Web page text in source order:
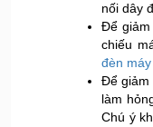
nối dây
Để giảm
chiếu
đèn
Để giảm
làm
Chú ý